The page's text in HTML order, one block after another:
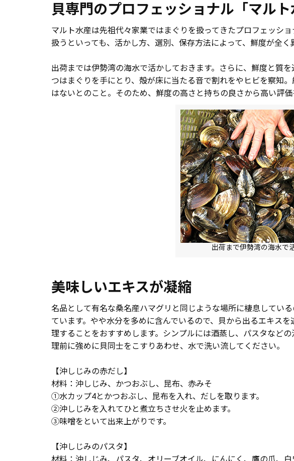
貝専門のプロフェッショナル「マルト
マルト水産は先祖代々家業ではまぐりを扱ってきたプロフェッシ
扱うといっても、活かし方、選別、保存方法によって、鮮度が全く
出荷までは伊勢湾の海水で活かしておきます。さらに、鮮度と質
つはまぐりを手にとり、殻が床に当たる音で割れをやヒビを察知
はないとのこと。そのため、鮮度の高さと持ちの良さから高い評価
出荷まで伊勢湾の海水で
美味しいエキスが凝縮
名品として有名な桑名産ハマグリと同じような場所に棲息してい
ています。やや水分を多めに含んでいるので、貝から出るエキス
理することをおすすめします。シンプルには酒蒸し、パスタなど
理前に強めに貝同士をこすりあわせ、水で洗い流してください。
【沖しじみの赤だし】
材料：沖しじみ、かつおぶし、昆布、赤みそ
①水カップ4とかつおぶし、昆布を入れ、だしを取ります。
②沖しじみを入れてひと煮立ちさせ火を止めます。
③味噌をといて出来上がりです。
【沖しじみのパスタ】